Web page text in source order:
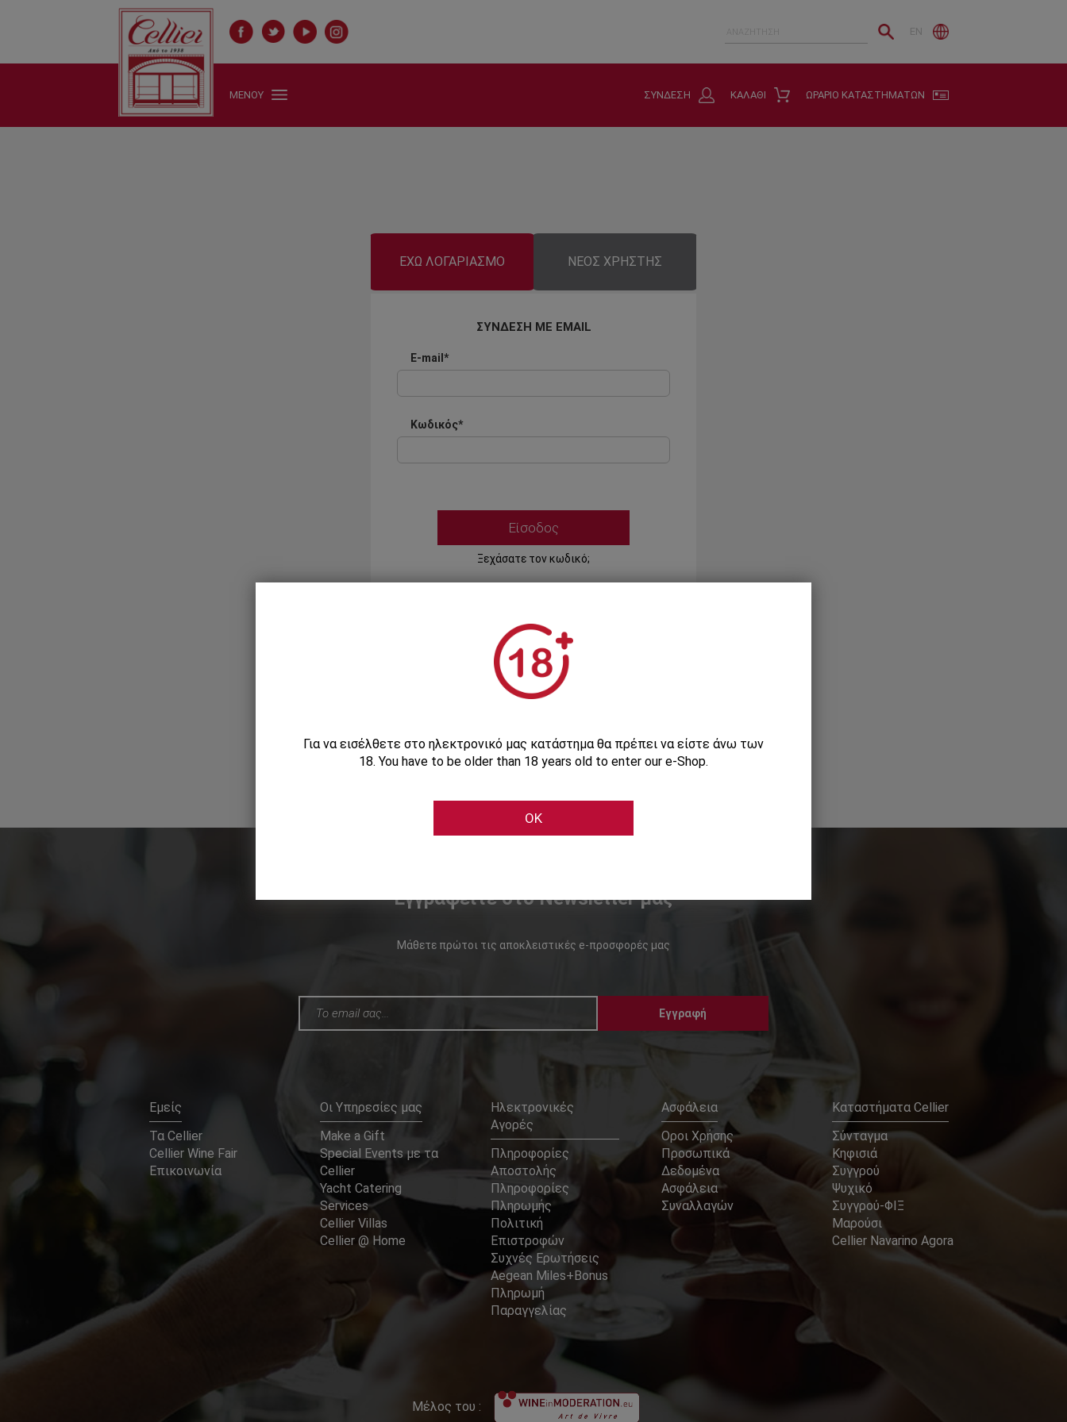
EN
ΜΕΝΟΥ ΩΡΑΡΙΟ ΚΑΤΑΣΤΗΜΑΤΩΝ
ΚΑΛΑΘΙ
ΣΥΝΔΕΣΗ
ΕΧΩ ΛΟΓΑΡΙΑΣΜΟ ΝΕΟΣ ΧΡΗΣΤΗΣ
ΣΥΝΔΕΣΗ ΜΕ EMAIL
E-mail*
Κωδικός*
Ξεχάσατε τον κωδικό;
ΣΥΝΔΕΣΗ ΜΕ ...
Εγγραφείτε στο Newsletter μας
Μάθετε πρώτοι τις αποκλειστικές e-προσφορές μας
Εγγραφή
Εμείς
Τα Cellier
Cellier Wine Fair
Επικοινωνία
Οι Υπηρεσίες μας
Make a Gift
Special Events με τα
Cellier
Yacht Catering
Services
Cellier Villas
Cellier @ Home
Ηλεκτρονικές
Αγορές
Πληροφορίες
Αποστολής
Πληροφορίες
Πληρωμής
Πολιτική
Επιστροφών
Συχνές Ερωτήσεις
Aegean Miles+Bonus
Πληρωμή
Παραγγελίας
Ασφάλεια
Οροι Χρήσης
Προσωπικά
Δεδομένα
Ασφάλεια
Συναλλαγών
Καταστήματα Cellier
Σύνταγμα
Κηφισιά
Συγγρού
Ψυχικό
Συγγρού-ΦΙΞ
Μαρούσι
Cellier Navarino Agora
Μέλος του :
Για να εισέλθετε στο ηλεκτρονικό μας κατάστημα θα πρέπει να είστε άνω των
18. You have to be older than 18 years old to enter our e-Shop.
OK